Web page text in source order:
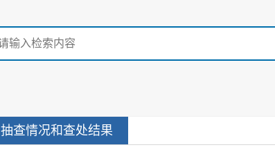
抽查情况和查处结果